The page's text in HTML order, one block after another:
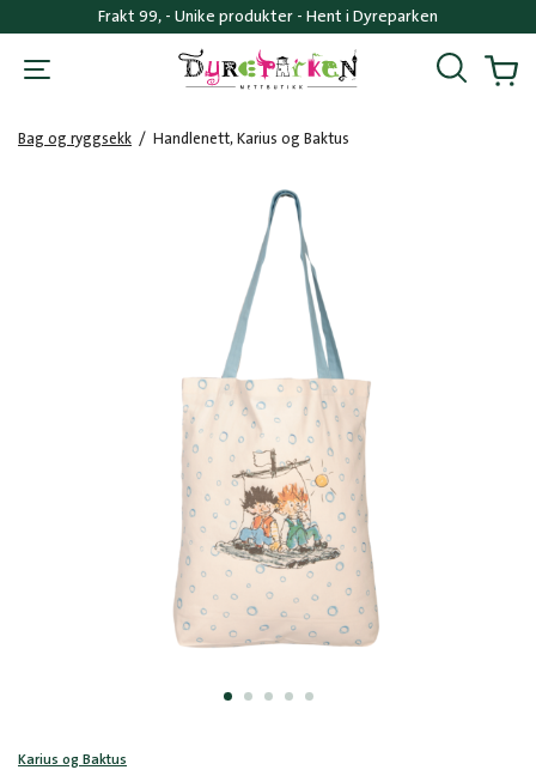
Frakt 99, - Unike produkter - Hent i Dyreparken
Søk
Bag og ryggsekk / Handlenett, Karius og Baktus
Karius og Baktus